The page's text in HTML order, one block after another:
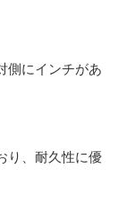
側にインチがあ
り、耐久性に優